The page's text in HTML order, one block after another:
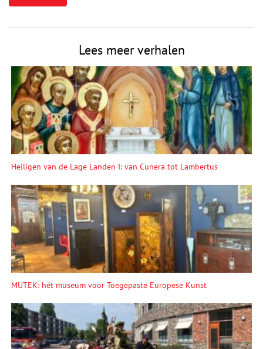
Lees meer verhalen
Heiligen van de Lage Landen I: van Cunera tot Lambertus
MUTEK: hét museum voor Toegepaste Europese Kunst